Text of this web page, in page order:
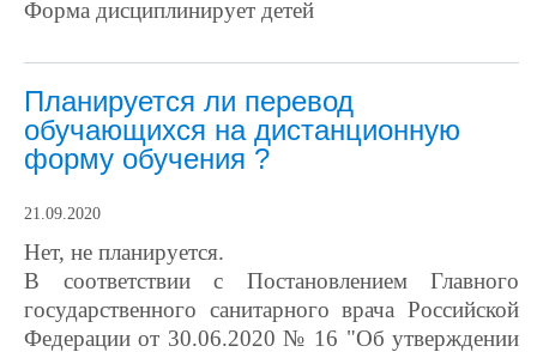
Форма дисциплинирует детей
Планируется ли перевод
обучающихся на дистанционную
форму обучения ?
21.09.2020
Нет, не планируется.
В соответствии с Постановлением Главного
государственного санитарного врача Российской
Федерации от 30.06.2020 № 16 "Об утверждении